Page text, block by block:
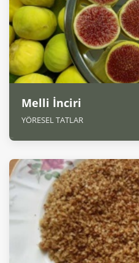
Melli İnciri
YÖRESEL TATLAR